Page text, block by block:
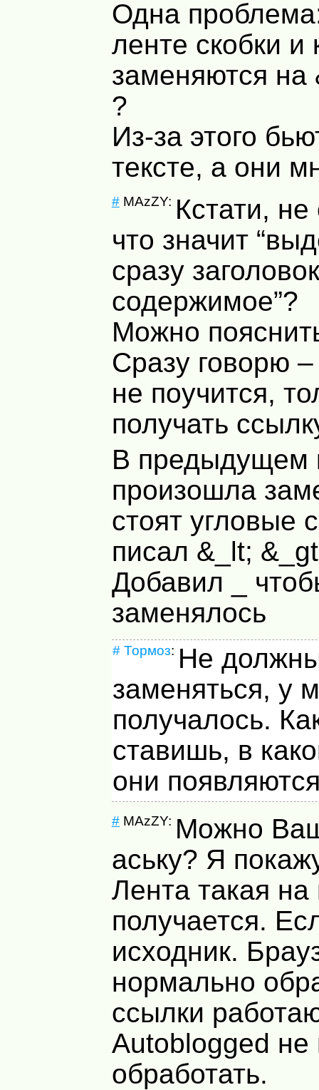
Одна
ленте скобки и
заменяются на
?
Из-за этого
тексте, а они
#MAzZY: Кстати,
что значит
сразу
содержимое”?
Можно
Сразу говорю –
не поучится,
получать
В предыдущем
произошла
стоят угловые
писал &_lt;
Добавил _
заменялось
# Тормоз: Не
заменяться, у
получалось.
ставишь, в
они
#MAzZY: Можно
аську? Я
Лента такая
получается.
исходник.
нормально
ссылки
Autoblogged не
обработать.